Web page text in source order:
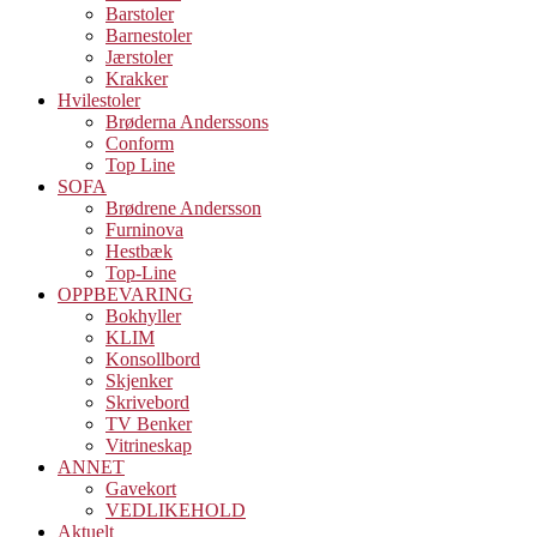
Barstoler
Barnestoler
Jærstoler
Krakker
Hvilestoler
Brøderna Anderssons
Conform
Top Line
SOFA
Brødrene Andersson
Furninova
Hestbæk
Top-Line
OPPBEVARING
Bokhyller
KLIM
Konsollbord
Skjenker
Skrivebord
TV Benker
Vitrineskap
ANNET
Gavekort
VEDLIKEHOLD
Aktuelt